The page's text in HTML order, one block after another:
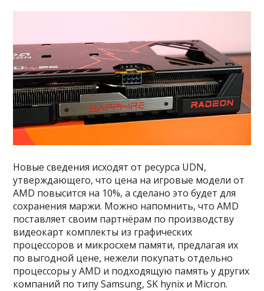
Новые сведения исходят от ресурса UDN,
утверждающего, что цена на игровые модели от
AMD повысится на 10%, а сделано это будет для
сохранения маржи. Можно напомнить, что AMD
поставляет своим партнёрам по производству
видеокарт комплекты из графических
процессоров и микросхем памяти, предлагая их
по выгодной цене, нежели покупать отдельно
процессоры у AMD и подходящую память у других
компаний по типу Samsung, SK hynix и Micron.